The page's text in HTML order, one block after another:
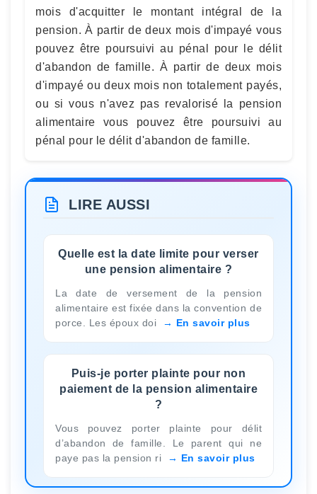
mois d'acquitter le montant intégral de la
pension. À partir de deux mois d'impayé vous
pouvez être poursuivi au pénal pour le délit
d'abandon de famille. À partir de deux mois
d'impayé ou deux mois non totalement payés,
ou si vous n'avez pas revalorisé la pension
alimentaire vous pouvez être poursuivi au
pénal pour le délit d'abandon de famille.
LIRE AUSSI
Quelle est la date limite pour verser
une pension alimentaire ?
La date de versement de la pension
alimentaire est fixée dans la convention de
porce. Les époux doi
En savoir plus
Puis-je porter plainte pour non
paiement de la pension alimentaire
?
Vous pouvez porter plainte pour délit
d’abandon de famille. Le parent qui ne
paye pas la pension ri
En savoir plus